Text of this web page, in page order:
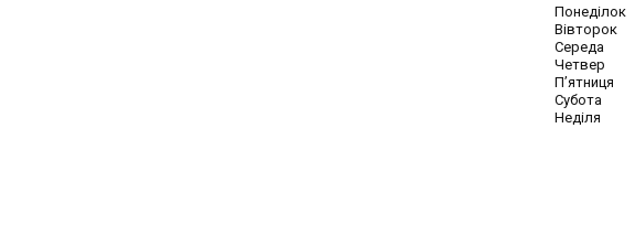
Понеділок
Вівторок
Середа
Четвер
Пʼятниця
Субота
Неділя